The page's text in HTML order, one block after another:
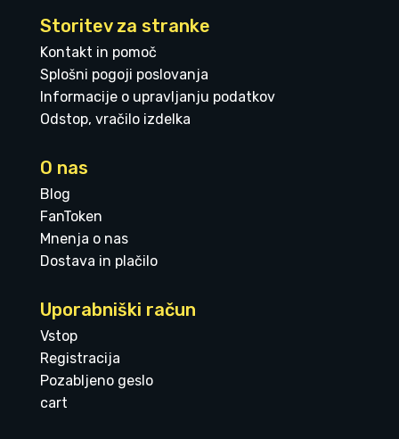
Storitev za stranke
Kontakt in pomoč
Splošni pogoji poslovanja
Informacije o upravljanju podatkov
Odstop, vračilo izdelka
O nas
Blog
FanToken
Mnenja o nas
Dostava in plačilo
Uporabniški račun
Vstop
Registracija
Pozabljeno geslo
cart